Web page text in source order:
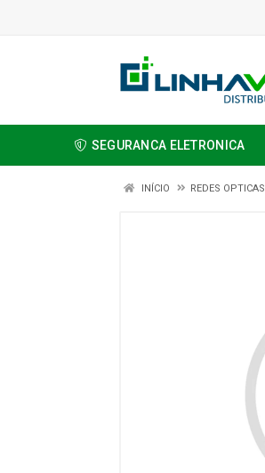
SEGURANCA ELETRONICA
INÍCIO REDES OPTICAS